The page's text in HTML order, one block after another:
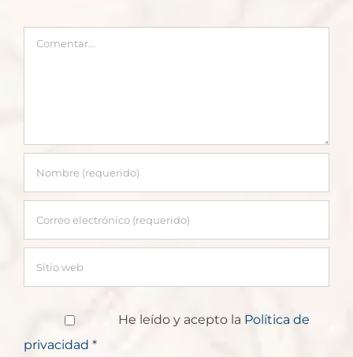
Comentar
He leído y acepto la Política de
privacidad *